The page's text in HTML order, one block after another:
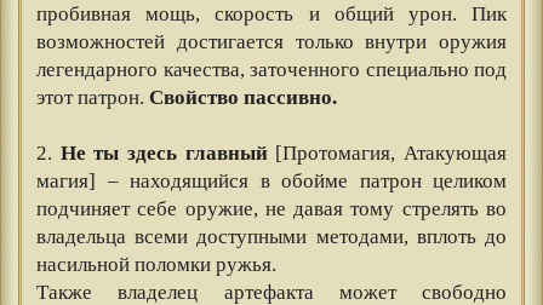
пробивная мощь, скорость и общий урон. Пик
возможностей достигается только внутри оружия
легендарного качества, заточенного специально под
этот патрон. Свойство пассивно.
2. Не ты здесь главный[Протомагия, Атакующая
магия] – находящийся в обойме патрон целиком
подчиняет себе оружие, не давая тому стрелять во
владельца всеми доступными методами, вплоть до
насильной поломки ружья.
Также владелец артефакта может свободно